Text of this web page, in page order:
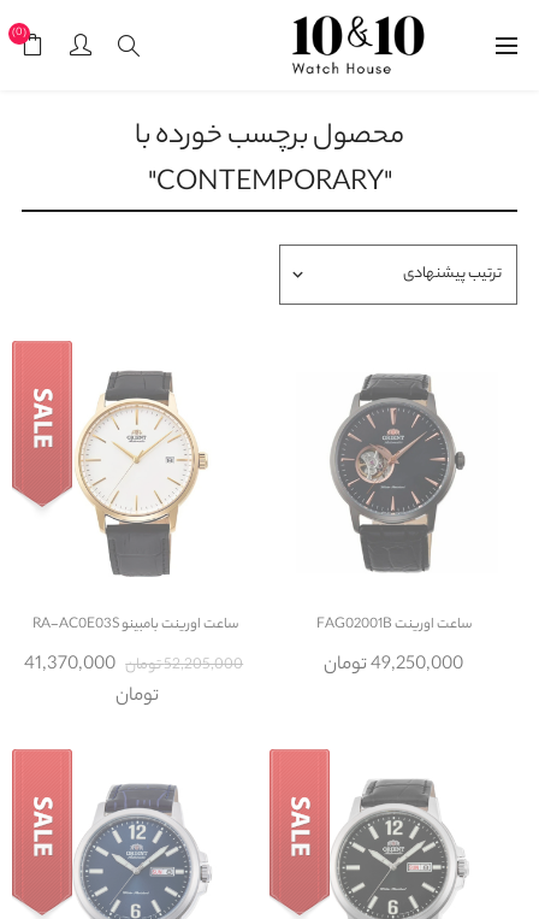
(0)
محصول برچسب خورده با
"CONTEMPORARY"
ساعتاورینت FAG02001B
49,250,000 تومان
ساعتاورینت بامبینو RA-AC0E03S
52,205,000 تومان
41,370,000
تومان